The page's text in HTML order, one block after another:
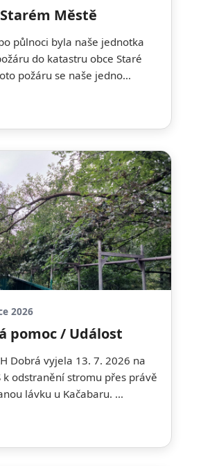
Městě
půlnoci byla naše jednotka
do katastru obce Staré
požáru se naše jedno...
2026
pomoc / Událost
Dobrá vyjela 13. 7. 2026 na
k odstranění stromu přes právě
lávku u Kačabaru. ...